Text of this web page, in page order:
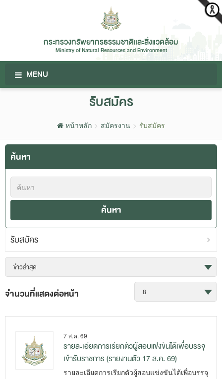
กระทรวงทรัพยากรธรรมชาติและสิ่งแวดล้อม
Ministry of Natural Resources and Environment
MENU
รับสมัคร
หน้าหลัก สมัครงาน รับสมัคร
ค้นหา
ค้นหา
รับสมัคร
จำนวนที่แสดงต่อหน้า
7 ส.ค. 69
รายละเอียดการเรียกตัวผู้สอบแข่งขันได้เพื่อบรรจุ
เข้ารับราชการ (รายงานตัว 17 ส.ค. 69)
รายละเอียดการเรียกตัวผู้สอบแข่งขันได้เพื่อบรรจุ